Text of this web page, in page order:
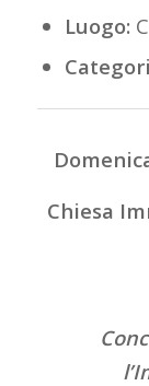
Luogo:
Chiesa